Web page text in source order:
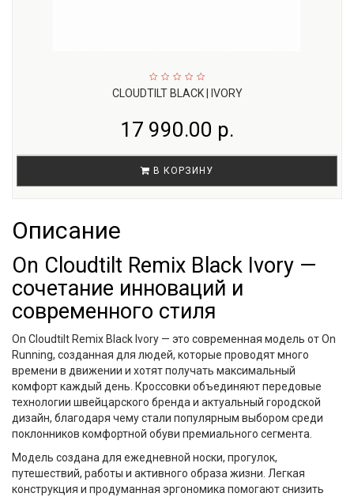
CLOUDTILT BLACK | IVORY
17 990.00 р.
В КОРЗИНУ
Описание
On Cloudtilt Remix Black Ivory —
сочетание инноваций и
современного стиля
On Cloudtilt Remix Black Ivory — это современная модель от On
Running, созданная для людей, которые проводят много
времени в движении и хотят получать максимальный
комфорт каждый день. Кроссовки объединяют передовые
технологии швейцарского бренда и актуальный городской
дизайн, благодаря чему стали популярным выбором среди
поклонников комфортной обуви премиального сегмента.
Модель создана для ежедневной носки, прогулок,
путешествий, работы и активного образа жизни. Легкая
конструкция и продуманная эргономика помогают снизить